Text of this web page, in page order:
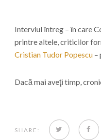
Interviul întreg – în care
printre altele, criticilor
Cristian Tudor Popescu –
Dacă mai aveţi timp,
SHARE: TWITTER